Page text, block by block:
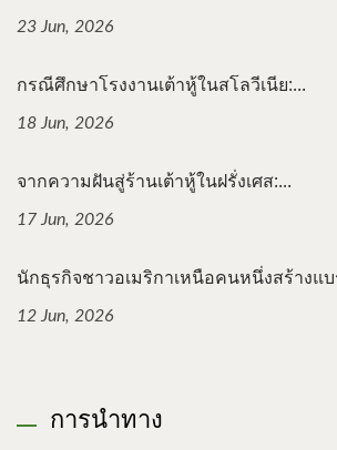
23 Jun, 2026
กรณีศึกษาโรงงานเต้าหู้ในสโลวีเนีย:...
18 Jun, 2026
จากความฝันสู่ร้านเต้าหู้ในฝรั่งเศส:...
17 Jun, 2026
นักธุรกิจชาวอเมริกาเหนือคนหนึ่งสร้างแ
12 Jun, 2026
การนำทาง